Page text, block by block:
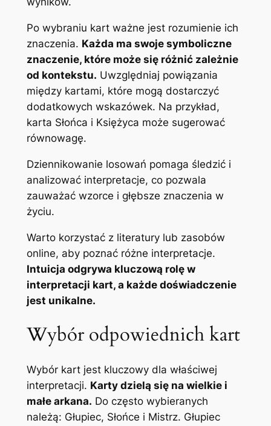
Po wybraniu kart ważne jest rozumienie ich
znaczenia. Każda ma swoje symboliczne
znaczenie, które może się różnić zależnie
od kontekstu. Uwzględniaj powiązania
między kartami, które mogą dostarczyć
dodatkowych wskazówek. Na przykład,
karta Słońca i Księżyca może sugerować
równowagę.
Dziennikowanie losowań pomaga śledzić i
analizować interpretacje, co pozwala
zauważać wzorce i głębsze znaczenia w
życiu.
Warto korzystać z literatury lub zasobów
online, aby poznać różne interpretacje.
Intuicja odgrywa kluczową rolę w
interpretacji kart, a każde doświadczenie
jest unikalne.
Wybór odpowiednich kart
Wybór kart jest kluczowy dla właściwej
interpretacji. Karty dzielą się na wielkie i
małe arkana. Do często wybieranych
należą: Głupiec, Słońce i Mistrz. Głupiec